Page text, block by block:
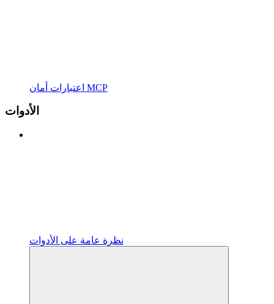
اعتبارات أمان MCP
الأدوات
نظرة عامة على الأدوات